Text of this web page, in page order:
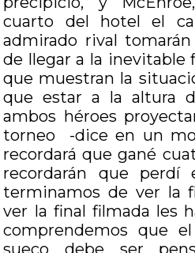
cuarto del hotel el
admirado rival
de llegar a la inevitable
que muestran la
que estar a la altura
ambos héroes
torneo -dice en un
recordará que gané
recordarán que perdí
terminamos de ver la
ver la final filmada les
comprendemos que
sueco debe ser